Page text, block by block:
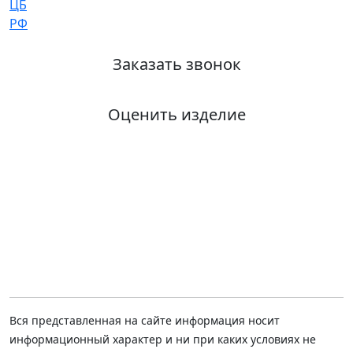
Заказать звонок
Оценить изделие
Вся представленная на сайте информация носит
информационный характер и ни при каких условиях не